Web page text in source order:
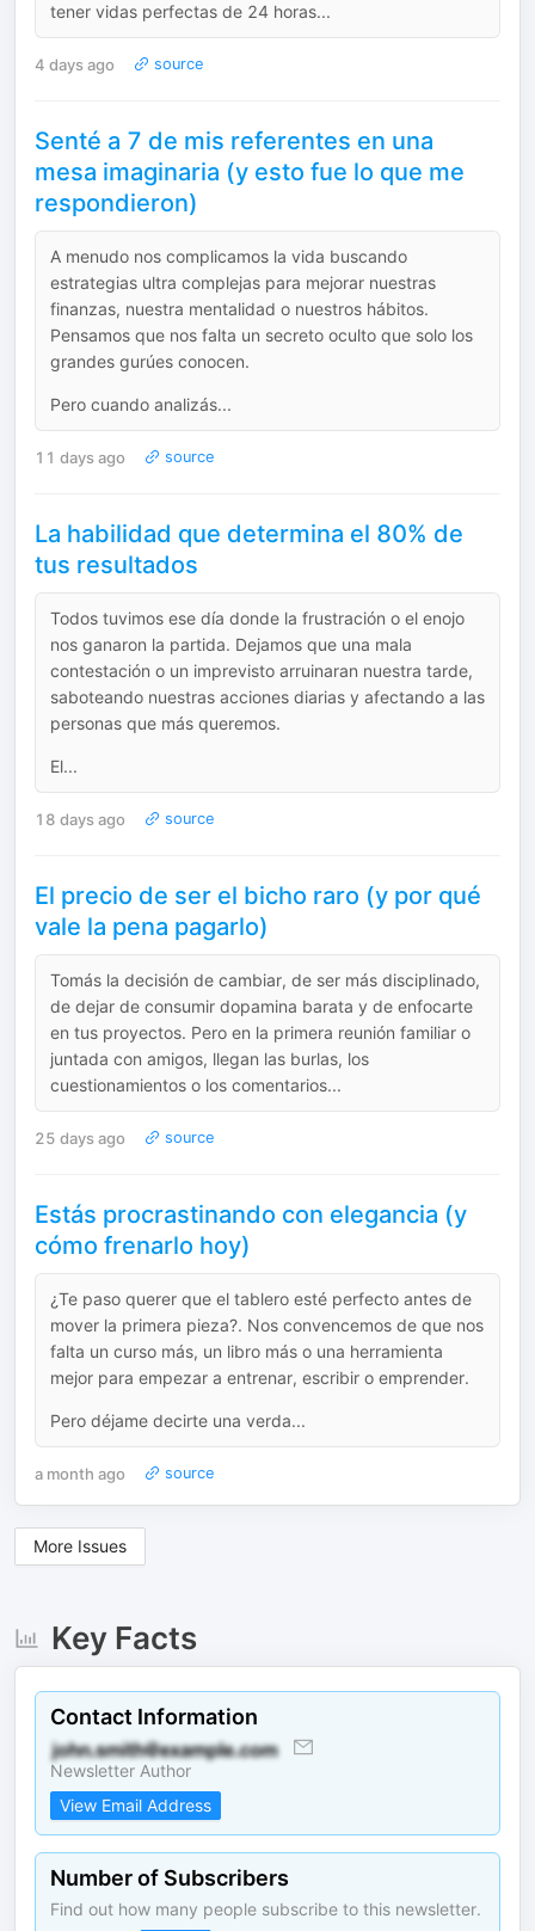
tener vidas perfectas de 24 horas...
4 days ago source
Senté a 7 de mis referentes en una
mesa imaginaria (y esto fue lo que me
respondieron)
A menudo nos complicamos la vida buscando
estrategias ultra complejas para mejorar nuestras
finanzas, nuestra mentalidad o nuestros hábitos.
Pensamos que nos falta un secreto oculto que solo los
grandes gurúes conocen.
Pero cuando analizás...
11 days ago source
La habilidad que determina el 80% de
tus resultados
Todos tuvimos ese día donde la frustración o el enojo
nos ganaron la partida. Dejamos que una mala
contestación o un imprevisto arruinaran nuestra tarde,
saboteando nuestras acciones diarias y afectando a las
personas que más queremos.
El...
18 days ago source
El precio de ser el bicho raro (y por qué
vale la pena pagarlo)
Tomás la decisión de cambiar, de ser más disciplinado,
de dejar de consumir dopamina barata y de enfocarte
en tus proyectos. Pero en la primera reunión familiar o
juntada con amigos, llegan las burlas, los
cuestionamientos o los comentarios...
25 days ago source
Estás procrastinando con elegancia (y
cómo frenarlo hoy)
¿Te paso querer que el tablero esté perfecto antes de
mover la primera pieza?. Nos convencemos de que nos
falta un curso más, un libro más o una herramienta
mejor para empezar a entrenar, escribir o emprender.
Pero déjame decirte una verda...
a month ago source
More Issues
Key Facts
Contact Information
Newsletter Author
View Email Address
Number of Subscribers
Find out how many people subscribe to this newsletter.